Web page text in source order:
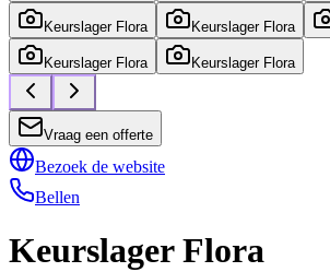
Keurslager Flora Keurslager Flora
Keurslager Flora Keurslager Flora
Vraag een offerte
Bezoek de website
Bellen
Keurslager Flora